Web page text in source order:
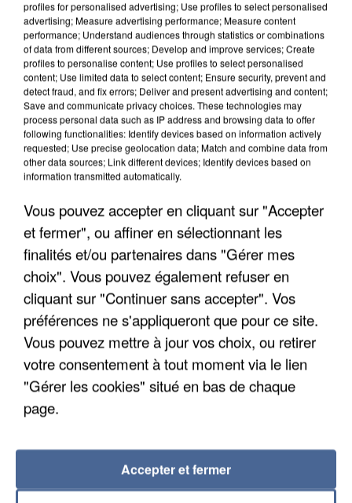
APRÈS TOUTES CES CANICULES, LES REFUGES
DE FAUNE SAUVAGE SONT...
L’UN DES FONDATEURS SUPPOSÉS DE LA DZ
MAFIA INTERPELLÉ EN ALGÉRIE
profiles for personalised advertising; Use profiles to select personalised
advertising; Measure advertising performance; Measure content
performance; Understand audiences through statistics or combinations
of data from different sources; Develop and improve services; Create
profiles to personalise content; Use profiles to select personalised
content; Use limited data to select content; Ensure security, prevent and
detect fraud, and fix errors; Deliver and present advertising and content;
Save and communicate privacy choices. These technologies may
process personal data such as IP address and browsing data to offer
following functionalities: Identify devices based on information actively
requested; Use precise geolocation data; Match and combine data from
other data sources; Link different devices; Identify devices based on
information transmitted automatically.
Vous pouvez accepter en cliquant sur "Accepter
et fermer", ou affiner en sélectionnant les
finalités et/ou partenaires dans "Gérer mes
choix". Vous pouvez également refuser en
cliquant sur "Continuer sans accepter". Vos
préférences ne s'appliqueront que pour ce site.
Vous pouvez mettre à jour vos choix, ou retirer
votre consentement à tout moment via le lien
"Gérer les cookies" situé en bas de chaque
page.
Accepter et fermer